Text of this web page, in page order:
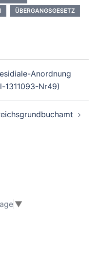
ÜBERGANGSGESETZ
Anordnung
1311093-Nr49)
▼